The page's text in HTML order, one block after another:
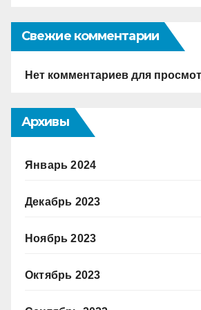
Свежие комментарии
Нет комментариев для
Архивы
Январь 2024
Декабрь 2023
Ноябрь 2023
Октябрь 2023